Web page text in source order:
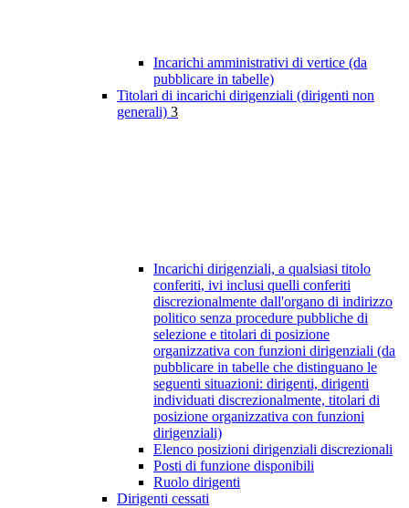
Incarichi amministrativi di vertice (da
pubblicare in tabelle)
Titolari di incarichi dirigenziali (dirigenti non
generali) 3
Incarichi dirigenziali, a qualsiasi titolo
conferiti, ivi inclusi quelli conferiti
discrezionalmente dall'organo di indirizzo
politico senza procedure pubbliche di
selezione e titolari di posizione
organizzativa con funzioni dirigenziali (da
pubblicare in tabelle che distinguano le
seguenti situazioni: dirigenti, dirigenti
individuati discrezionalmente, titolari di
posizione organizzativa con funzioni
dirigenziali)
Elenco posizioni dirigenziali discrezionali
Posti di funzione disponibili
Ruolo dirigenti
Dirigenti cessati